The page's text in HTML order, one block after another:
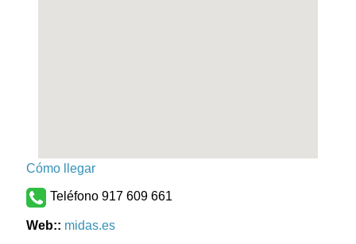
Cómo llegar
Teléfono 917 609 661
Web:: midas.es